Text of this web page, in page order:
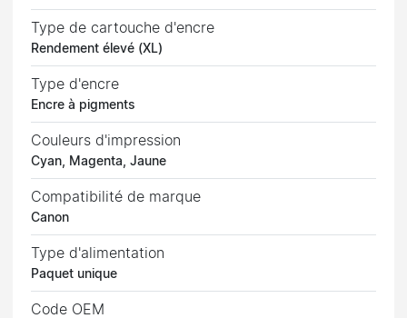
Type de cartouche d'encre
Rendement élevé (XL)
Type d'encre
Encre à pigments
Couleurs d'impression
Cyan, Magenta, Jaune
Compatibilité de marque
Canon
Type d'alimentation
Paquet unique
Code OEM